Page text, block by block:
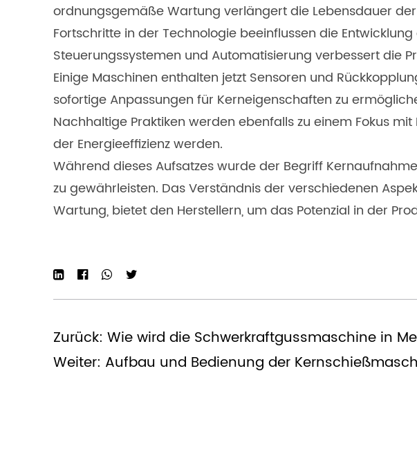
ordnungsgemäße Wartung verlängert die Lebensdauer
Fortschritte in der Technologie beeinflussen die
Steuerungssystemen und Automatisierung verbessert die
Einige Maschinen enthalten jetzt Sensoren und
sofortige Anpassungen für Kerneigenschaften zu
Nachhaltige Praktiken werden ebenfalls zu einem Fokus
der Energieeffizienz werden.
Während dieses Aufsatzes wurde der Begriff
zu gewährleisten. Das Verständnis der verschiedenen
Wartung, bietet den Herstellern, um das Potenzial in der
Zurück: Wie wird die Schwerkraftgussmaschine in
Weiter: Aufbau und Bedienung der